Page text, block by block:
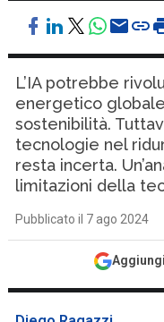
L’IA potrebbe
energetico
sostenibilità.
tecnologie nel
resta incerta.
limitazioni della
Pubblicato il 7 ago 2024